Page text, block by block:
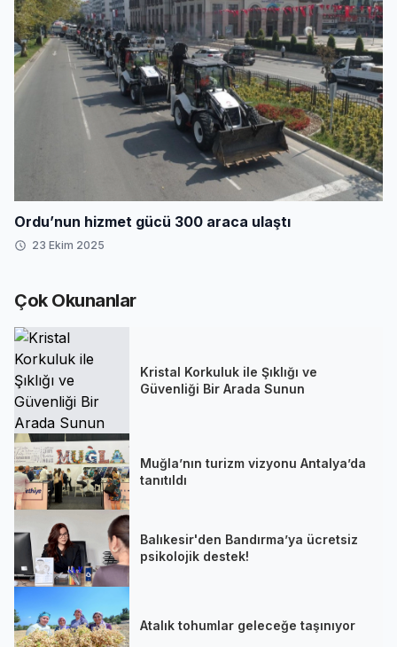
Ordu’nun hizmet gücü 300 araca ulaştı
23 Ekim 2025
Çok Okunanlar
Kristal Korkuluk ile Şıklığı ve
Güvenliği Bir Arada Sunun
Muğla’nın turizm vizyonu Antalya’da
tanıtıldı
Balıkesir'den Bandırma’ya ücretsiz
psikolojik destek!
Atalık tohumlar geleceğe taşınıyor